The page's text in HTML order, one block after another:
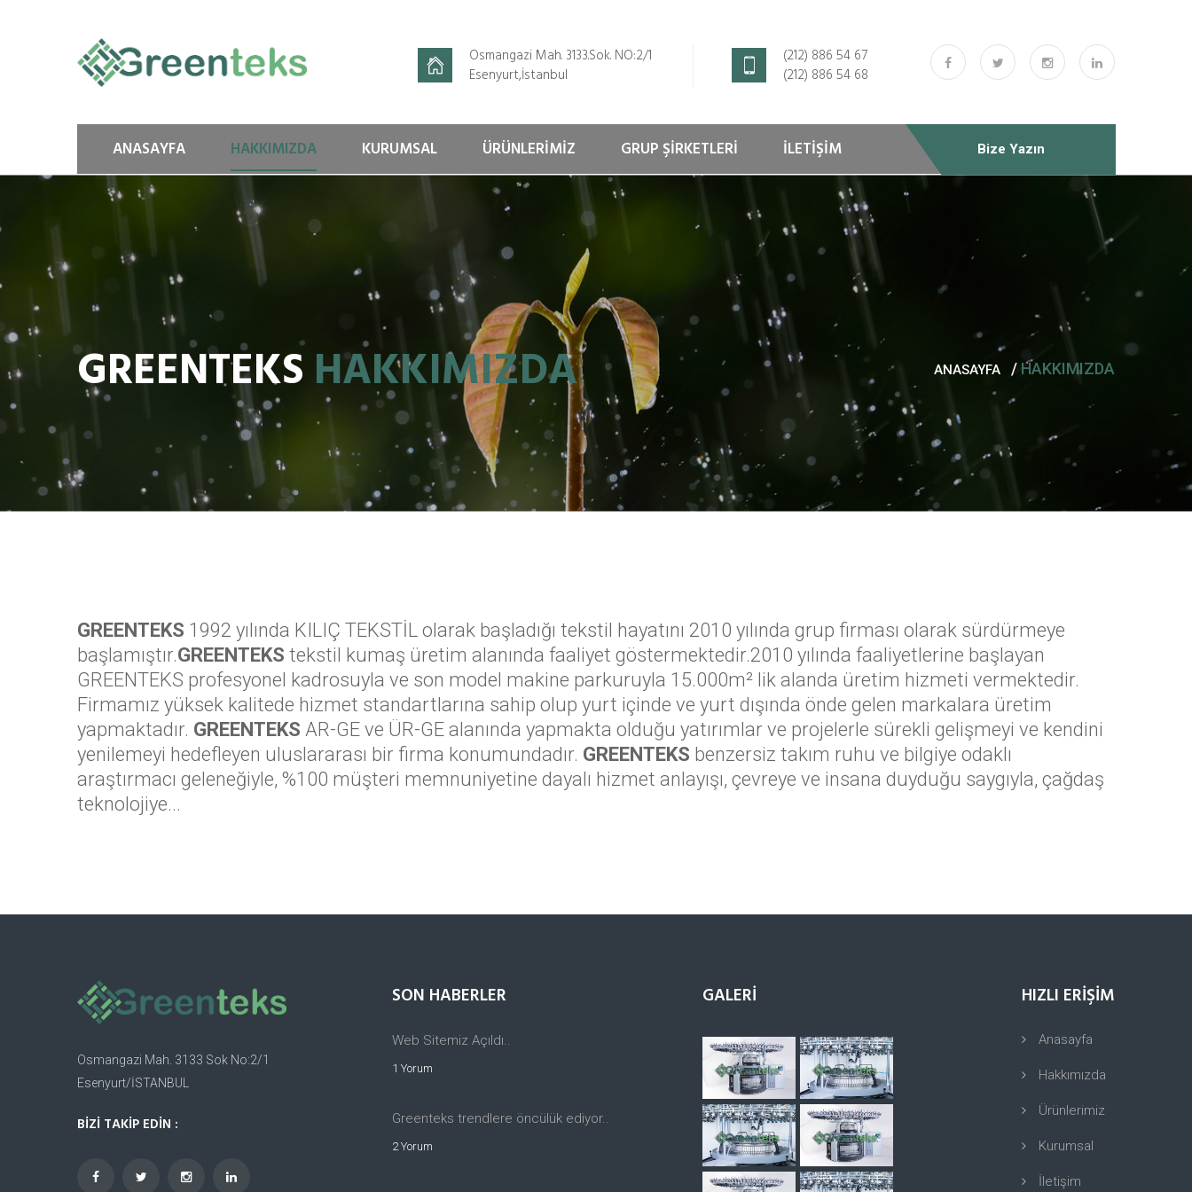
Osmangazi Mah. 3133.Sok. NO:2/1
Esenyurt,İstanbul
(212) 886 54 67
(212) 886 54 68
ANASAYFA HAKKIMIZDA KURUMSAL ÜRÜNLERİMİZ GRUP ŞİRKETLERİ İLETİŞİM Bize Yazın
GREENTEKS HAKKIMIZDA ANASAYFA / HAKKIMIZDA
GREENTEKS 1992 yılında KILIÇ TEKSTİL olarak başladığı tekstil hayatını 2010 yılında grup firması olarak sürdürmeye
başlamıştır.GREENTEKS tekstil kumaş üretim alanında faaliyet göstermektedir.2010 yılında faaliyetlerine başlayan
GREENTEKS profesyonel kadrosuyla ve son model makine parkuruyla 15.000m² lik alanda üretim hizmeti vermektedir.
Firmamız yüksek kalitede hizmet standartlarına sahip olup yurt içinde ve yurt dışında önde gelen markalara üretim
yapmaktadır. GREENTEKS AR-GE ve ÜR-GE alanında yapmakta olduğu yatırımlar ve projelerle sürekli gelişmeyi ve kendini
yenilemeyi hedefleyen uluslararası bir firma konumundadır. GREENTEKS benzersiz takım ruhu ve bilgiye odaklı
araştırmacı geleneğiyle, %100 müşteri memnuniyetine dayalı hizmet anlayışı, çevreye ve insana duyduğu saygıyla, çağdaş
teknolojiye...
Osmangazi Mah. 3133 Sok No:2/1
Esenyurt/İSTANBUL
BİZİ TAKİP EDİN :
SON HABERLER
Web Sitemiz Açıldı..
1 Yorum
Greenteks trendlere öncülük ediyor..
2 Yorum
GALERİ HIZLI ERİŞİM
Anasayfa
Hakkımızda
Ürünlerimiz
Kurumsal
İletişim